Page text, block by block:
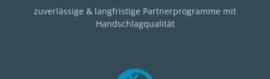
zuverlässige & langfristige Partnerprogramme mit
Handschlagqualität